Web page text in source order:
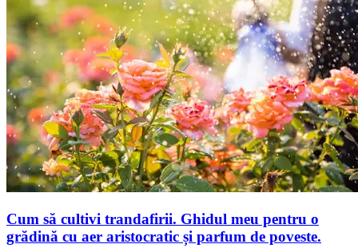
Cum să cultivi trandafirii. Ghidul meu pentru o
grădină cu aer aristocratic și parfum de poveste.